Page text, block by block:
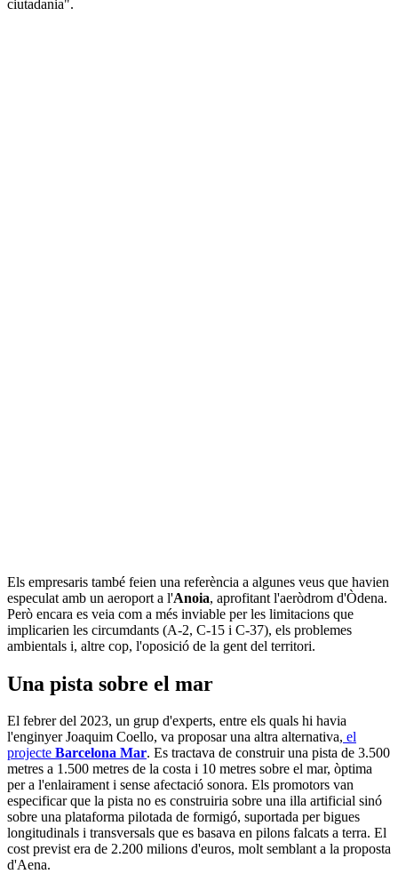
ciutadania".
Els empresaris també feien una referència a algunes veus que havien
especulat amb un aeroport a l'Anoia, aprofitant l'aeròdrom d'Òdena.
Però encara es veia com a més inviable per les limitacions que
implicarien les circumdants (A-2, C-15 i C-37), els problemes
ambientals i, altre cop, l'oposició de la gent del territori.
Una pista sobre el mar
El febrer del 2023, un grup d'experts, entre els quals hi havia
l'enginyer Joaquim Coello, va proposar una altra alternativa, el
projecte Barcelona Mar. Es tractava de construir una pista de 3.500
metres a 1.500 metres de la costa i 10 metres sobre el mar, òptima
per a l'enlairament i sense afectació sonora. Els promotors van
especificar que la pista no es construiria sobre una illa artificial sinó
sobre una plataforma pilotada de formigó, suportada per bigues
longitudinals i transversals que es basava en pilons falcats a terra. El
cost previst era de 2.200 milions d'euros, molt semblant a la proposta
d'Aena.